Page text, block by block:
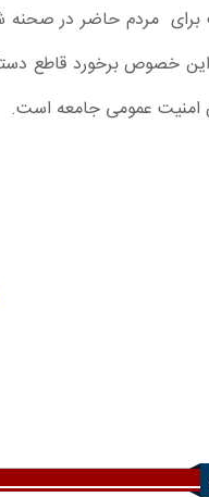
مردم حاضر در صحنه
خصوص برخورد قاطع
امنیت عمومی جامعه است.